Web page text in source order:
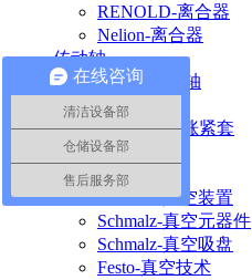
RENOLD-离合器
Nelion-离合器
传动轴
ELBE-传动轴
涨紧套
TSUBAKI-涨紧套
ETP-胀紧套
真空部件
Schmalz-真空装置
Schmalz-真空元器件
Schmalz-真空吸盘
Festo-真空技术
在线咨询
清洁设备部
仓储设备部
售后服务部